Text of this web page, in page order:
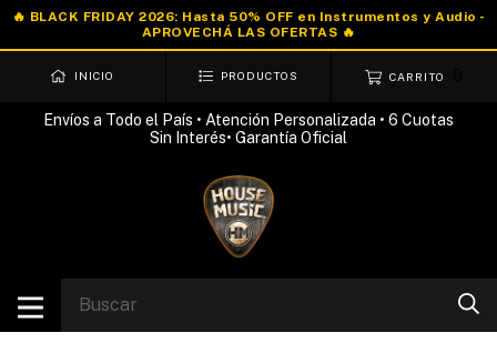
INICIO PRODUCTOS CARRITO
Envíos a Todo el País • Atención Personalizada • 6 Cuotas
Sin Interés• Garantía Oficial